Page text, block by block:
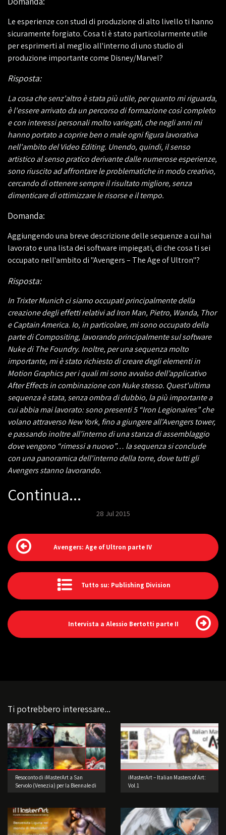
Le esperienze con studi di produzione di alto livello ti hanno
sicuramente forgiato. Cosa ti è stato particolarmente utile
per esprimerti al meglio all'interno di uno studio di
produzione importante come Disney/Marvel?
Risposta:
La cosa che senz'altro è stata più utile, per quanto mi riguarda,
è l'essere arrivato da un percorso di formazione così completo
e con interessi personali molto variegati, che negli anni mi
hanno portato a coprire ben o male ogni figura lavorativa
nell'ambito del Video Editing. Unendo, quindi, il senso
artistico al senso pratico derivante dalle numerose esperienze,
sono riuscito ad affrontare le problematiche in modo creativo,
cercando di ottenere sempre il risultato migliore, senza
dimenticare di ottimizzare le risorse e il tempo.
Domanda:
Aggiungendo una breve descrizione delle sequenze a cui hai
lavorato e una lista dei software impiegati, di che cosa ti sei
occupato nell'ambito di "Avengers – The Age of Ultron"?
Risposta:
In Trixter Munich ci siamo occupati principalmente della
creazione degli effetti relativi ad Iron Man, Pietro, Wanda, Thor
e Captain America. Io, in particolare, mi sono occupato della
parte di Compositing, lavorando principalmente sul software
Nuke di The Foundry. Inoltre, per una sequenza molto
importante, mi è stato richiesto di creare degli elementi in
Motion Graphics per i quali mi sono avvalso dell’applicativo
After Effects in combinazione con Nuke stesso. Quest'ultima
sequenza è stata, senza ombra di dubbio, la più importante a
cui abbia mai lavorato: sono presenti 5 “Iron Legionaires” che
volano attraverso New York, fino a giungere all'Avengers tower,
e passando inoltre all’interno di una stanza di assemblaggio
dove vengono “rimessi a nuovo”… la sequenza si conclude
con una panoramica dell'interno della torre, dove tutti gli
Avengers stanno lavorando.
Continua...
28 Jul 2015
Avengers: Age of Ultron parte IV
Tutto su: Publishing Division
Intervista a Alessio Bertotti parte II
Ti potrebbero interessare...
Resoconto di iMasterArt a San
Servolo (Venezia) per la Biennale di
iMasterArt – Italian Masters of Art:
Vol.1